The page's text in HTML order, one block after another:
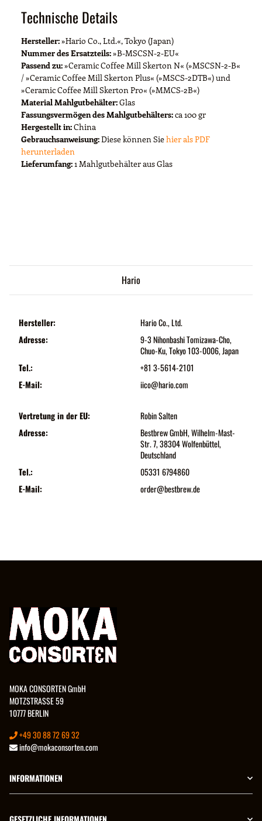
Technische Details
Hersteller:»Hario Co., Ltd.«, Tokyo (Japan)
Nummer des Ersatzteils:»B-MSCSN-2-EU«
Passend zu:»Ceramic Coffee Mill Skerton N« (»MSCSN-2-B«
/ »Ceramic Coffee Mill Skerton Plus« (»MSCS-2DTB«) und
»Ceramic Coffee Mill Skerton Pro« (»MMCS-2B«)
Material Mahlgutbehälter:Glas
Fassungsvermögen des Mahlgutbehälters:ca 100 gr
Hergestellt in:China
Gebrauchsanweisung:Diese können Siehier als PDF
herunterladen
Lieferumfang:1 Mahlgutbehälter aus Glas
Hario
Hersteller:
Hario Co., Ltd.
Adresse:
9-3 Nihonbashi Tomizawa-Cho,
Chuo-Ku, Tokyo 103-0006, Japan
Tel.:
+81 3-5614-2101
E-Mail:
iico@hario.com
Vertretung in der EU:
Robin Salten
Adresse:
Bestbrew GmbH, Wilhelm-Mast-
Str. 7, 38304 Wolfenbüttel,
Deutschland
Tel.:
05331 6794860
E-Mail:
order@bestbrew.de
MOKA CONSORTEN GmbH
MOTZSTRASSE 59
10777 BERLIN
+49 30 88 72 69 32
info@mokaconsorten.com
INFORMATIONEN